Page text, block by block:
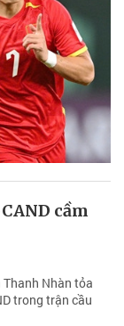
cầm
Nhàn tỏa
trong trận cầu